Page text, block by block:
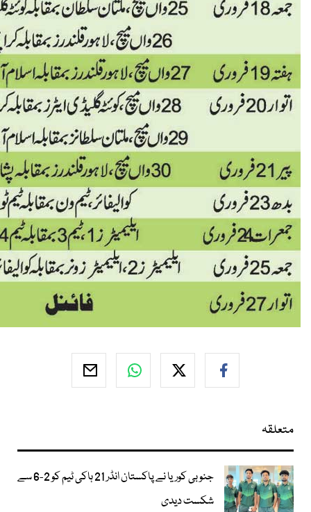
متعلقہ
جنوبی کوریا نے پاکستان انڈر 21 ہاکی ٹیم کو 2-6 سے
شکست دیدی